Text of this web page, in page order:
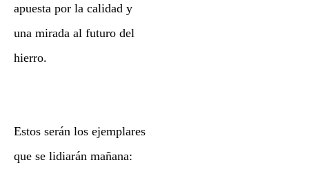
apuesta por la calidad y
una mirada al futuro del
hierro.
Estos serán los ejemplares
que se lidiarán mañana: